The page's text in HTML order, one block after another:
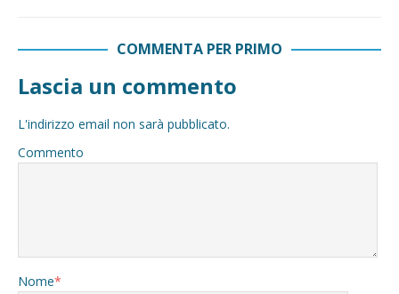
COMMENTA PER PRIMO
Lascia un commento
L'indirizzo email non sarà pubblicato.
Commento
Nome*